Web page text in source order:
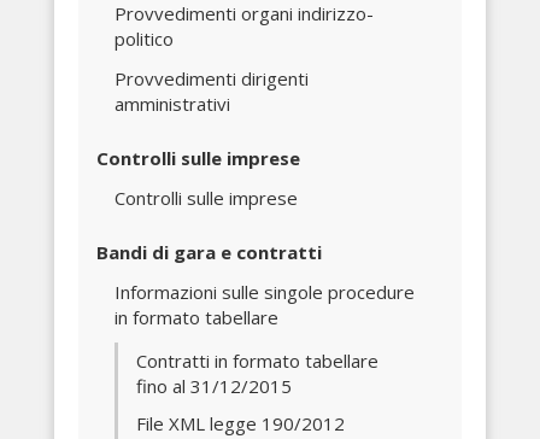
Provvedimenti organi indirizzo-
politico
Provvedimenti dirigenti
amministrativi
Controlli sulle imprese
Controlli sulle imprese
Bandi di gara e contratti
Informazioni sulle singole procedure
in formato tabellare
Contratti in formato tabellare
fino al 31/12/2015
File XML legge 190/2012